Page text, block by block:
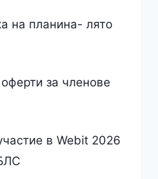
на планина- лято
за членове
в Webit 2026